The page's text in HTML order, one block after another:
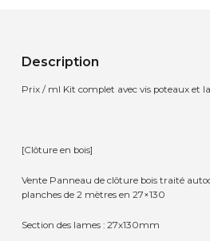
Description
Prix / ml Kit complet avec vis poteaux et
[Clôture en bois]
Vente Panneau de clôture bois traité
planches de 2 mètres en 27×130
Section des lames : 27x130mm